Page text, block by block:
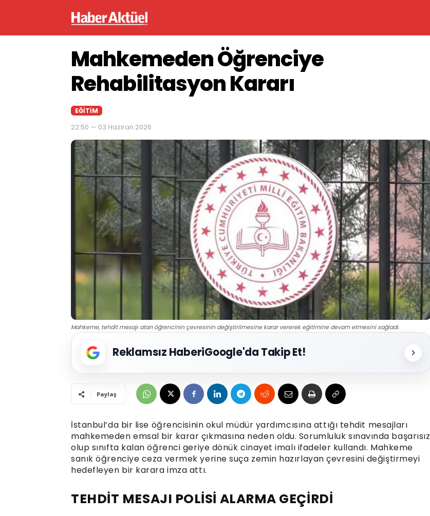
Mahkemeden Öğrenciye
Rehabilitasyon Kararı
EĞITIM
22:50 — 03 Haziran 2026
Mahkeme, tehdit mesajı atan öğrencinin çevresinin değiştirilmesine karar vererek eğitimine devam etmesini sağladı.
Reklamsız HaberiGoogle'da Takip Et!
Paylaş
İstanbul’da bir lise öğrencisinin okul müdür yardımcısına attığı tehdit mesajları
mahkemeden emsal bir karar çıkmasına neden oldu. Sorumluluk sınavında başarısız
olup sınıfta kalan öğrenci geriye dönük cinayet imalı ifadeler kullandı. Mahkeme
sanık öğrenciye ceza vermek yerine suça zemin hazırlayan çevresini değiştirmeyi
hedefleyen bir karara imza attı.
TEHDİT MESAJI POLİSİ ALARMA GEÇİRDİ